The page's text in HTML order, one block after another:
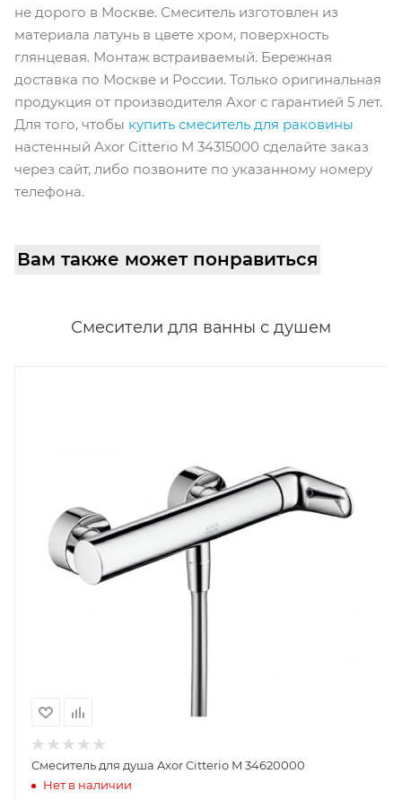
не дорого в Москве. Смеситель изготовлен из
материала латунь в цвете хром, поверхность
глянцевая. Монтаж встраиваемый. Бережная
доставка по Москве и России. Только оригинальная
продукция от производителя Axor с гарантией 5 лет.
Для того, чтобы купить смеситель для раковины
настенный Axor Citterio M 34315000 сделайте заказ
через сайт, либо позвоните по указанному номеру
телефона.
Вам также может понравиться
Смесители для ванны с душем
Смеситель для душа Axor Citterio M 34620000
Нет в наличии